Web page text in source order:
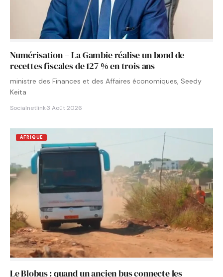
Numérisation – La Gambie réalise un bond de
recettes fiscales de 127 % en trois ans
ministre des Finances et des Affaires économiques, Seedy
Keita
Socialnetlink·3 Août 2026
AFRIQUE
Le Blobus : quand un ancien bus connecte les